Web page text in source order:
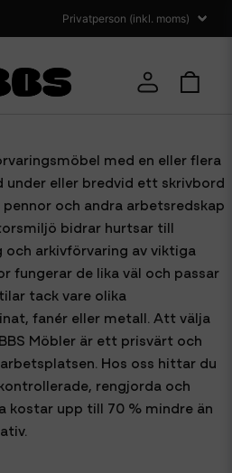
med en eller flera
under eller bredvid ett skrivbord
och andra arbetsredskap
bidrar hurtsar till
arkivförvaring av viktiga
fungerar de lika väl och passar
tack vare olika
fanér eller metall. Att välja
Möbler är ett prisvärt och
Hos oss hittar du
rengjorda och
kostar upp till 70 % mindre än